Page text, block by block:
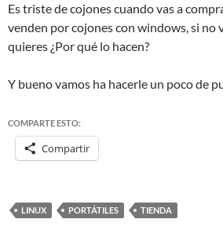
Es triste de cojones cuando vas a
venden por cojones con windows, si no
quieres ¿Por qué lo hacen?
Y bueno vamos ha hacerle un poco de
COMPARTE ESTO:
Compartir
LINUX PORTÁTILES TIENDA